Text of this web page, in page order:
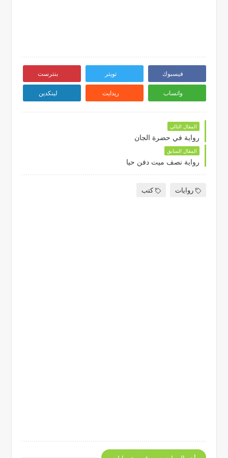
فيسبوك تويتر بنترست
واتساب ريدايت لينكدين
المقال التالي
رواية في حضرة الجان
المقال السابق
رواية نصف ميت دفن حيا
روايات كتب